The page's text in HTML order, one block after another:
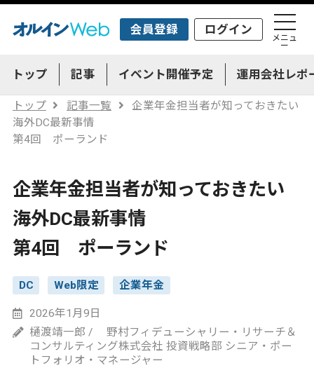
会員登録 ログイン
メニュ
ー
トップ 記事 イベント開催予定 運用会社レポ
トップ 記事一覧
企業年金担当者が知っておきたい
海外DC最新事情
第4回 ポーランド
企業年金担当者が知っておきたい
海外DC最新事情
第4回 ポーランド
DC Web限定 企業年金
2026年1月9日
樋渡靖一郎 / 野村フィデューシャリー・リサーチ＆
コンサルティング株式会社 投資戦略部 シニア・ポー
トフォリオ・マネージャー